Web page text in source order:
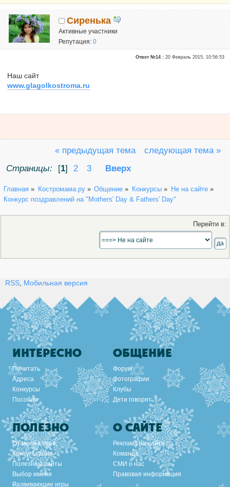
Сиренька
Активные участники
Репутация: 0
Ответ №14 :20 Февраль 2015, 10:56:53
Наш сайт
www.glagolkostroma.ru
« предыдущая тема
следующая тема »
Страницы:
[1] 2 3 Вверх
Главная » Костромама.ру» Общение » Конкурсы» Не на сайте»
Конкурс поздравлений на "Mothers' Day & Fathers' Day"
Перейти в:
RSS Мобильная версия
ИНТЕРЕСНО
Почитать
Адреса
Конкурсы
Пособия
ОБЩЕНИЕ
Форум
Фотографии
Клубы
Дети говорят
ПОЛЕЗНО
От меня к тебе
Консультации
Полезные сайты
Выбор имени
Развивающие игры
О САЙТЕ
Реклама на сайте
Команда
СМИ о нас
Правовая информация